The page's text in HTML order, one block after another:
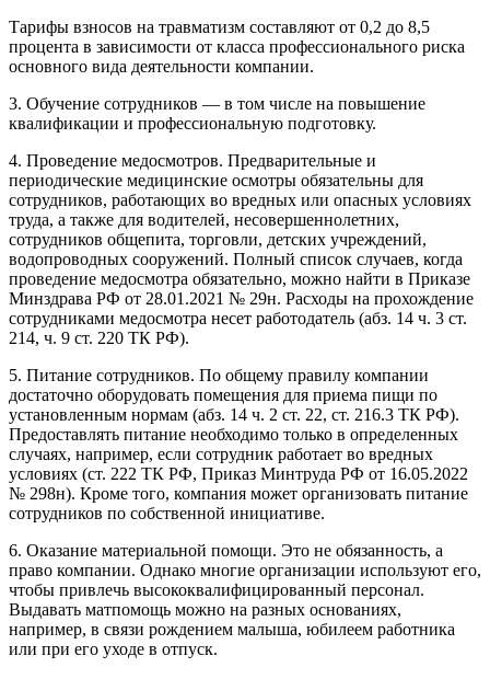
Тарифы взносов на травматизм составляют от 0,2 до 8,5
процента в зависимости от класса профессионального риска
основного вида деятельности компании.
3. Обучение сотрудников — в том числе на повышение
квалификации и профессиональную подготовку.
4. Проведение медосмотров. Предварительные и
периодические медицинские осмотры обязательны для
сотрудников, работающих во вредных или опасных условиях
труда, а также для водителей, несовершеннолетних,
сотрудников общепита, торговли, детских учреждений,
водопроводных сооружений. Полный список случаев, когда
проведение медосмотра обязательно, можно найти в Приказе
Минздрава РФ от 28.01.2021 № 29н. Расходы на прохождение
сотрудниками медосмотра несет работодатель (абз. 14 ч. 3 ст.
214, ч. 9 ст. 220 ТК РФ).
5. Питание сотрудников. По общему правилу компании
достаточно оборудовать помещения для приема пищи по
установленным нормам (абз. 14 ч. 2 ст. 22, ст. 216.3 ТК РФ).
Предоставлять питание необходимо только в определенных
случаях, например, если сотрудник работает во вредных
условиях (ст. 222 ТК РФ, Приказ Минтруда РФ от 16.05.2022
№ 298н). Кроме того, компания может организовать питание
сотрудников по собственной инициативе.
6. Оказание материальной помощи. Это не обязанность, а
право компании. Однако многие организации используют его,
чтобы привлечь высококвалифицированный персонал.
Выдавать матпомощь можно на разных основаниях,
например, в связи рождением малыша, юбилеем работника
или при его уходе в отпуск.